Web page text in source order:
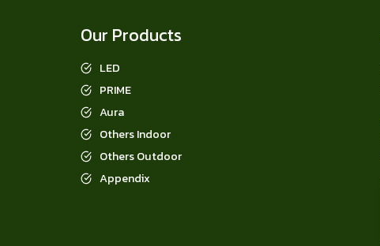
Our Products
LED
PRIME
Aura
Others Indoor
Others Outdoor
Appendix